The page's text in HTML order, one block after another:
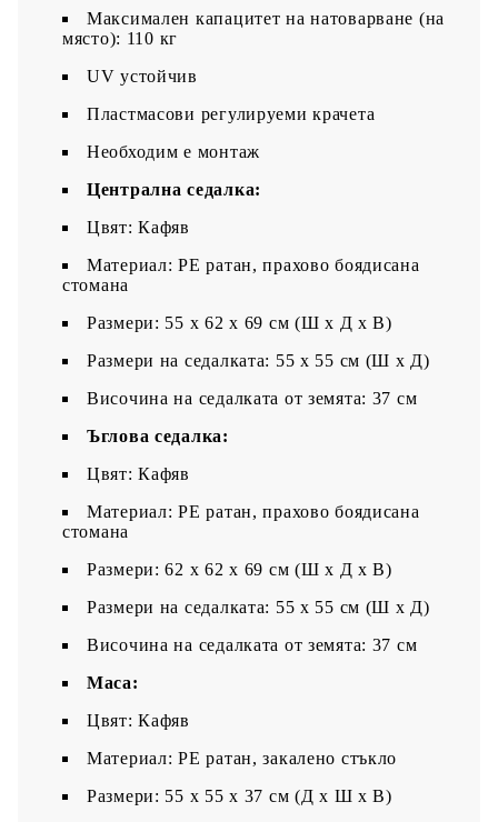
Максимален капацитет на натоварване (на
място): 110 кг
UV устойчив
Пластмасови регулируеми крачета
Необходим е монтаж
Централна седалка:
Цвят: Кафяв
Материал: PE ратан, прахово боядисана
стомана
Размери: 55 x 62 x 69 см (Ш x Д x В)
Размери на седалката: 55 x 55 cм (Ш x Д)
Височина на седалката от земята: 37 см
Ъглова седалка:
Цвят: Кафяв
Материал: PE ратан, прахово боядисана
стомана
Размери: 62 x 62 x 69 см (Ш x Д x В)
Размери на седалката: 55 x 55 cм (Ш x Д)
Височина на седалката от земята: 37 см
Маса:
Цвят: Кафяв
Материал: PE ратан, закалено стъкло
Размери: 55 x 55 x 37 см (Д x Ш x В)